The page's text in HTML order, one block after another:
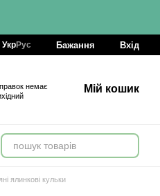
УкрРус Бажання Вхід
немає
Мій кошик
ялинкові кульки